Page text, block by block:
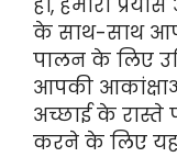
के साथ-साथ
पालन के लिए
आपकी
अच्छाई के
करने के लिए